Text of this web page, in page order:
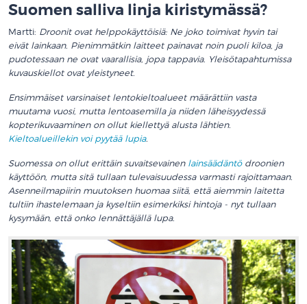
Suomen salliva linja kiristymässä?
Martti: Droonit ovat helppokäyttöisiä: Ne joko toimivat hyvin tai
eivät lainkaan. Pienimmätkin laitteet painavat noin puoli kiloa, ja
pudotessaan ne ovat vaarallisia, jopa tappavia. Yleisötapahtumissa
kuvauskiellot ovat yleistyneet.
Ensimmäiset varsinaiset lentokieltoalueet määrättiin vasta
muutama vuosi, mutta lentoasemilla ja niiden läheisyydessä
kopterikuvaaminen on ollut kiellettyä alusta lähtien.
Kieltoalueillekin voi pyytää lupia.
Suomessa on ollut erittäin suvaitsevainen lainsäädäntödroonien
käyttöön, mutta sitä tullaan tulevaisuudessa varmasti rajoittamaan.
Asenneilmapiirin muutoksen huomaa siitä, että aiemmin laitetta
tultiin ihastelemaan ja kyseltiin esimerkiksi hintoja ­­- nyt tullaan
kysymään, että onko lennättäjällä lupa.